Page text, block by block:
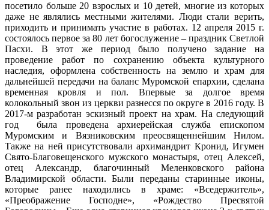
посетило больше 20 взрослых и 10 детей, многие из которых
даже не являлись местными жителями. Люди стали верить,
приходить и принимать участие в работах. 12 апреля 2015 г.
состоялось первое за 80 лет богослужение – праздник Светлой
Пасхи. В этот же период было получено задание на
проведение работ по сохранению объекта культурного
наследия, оформлена собственность на землю и храм для
дальнейшей передачи на баланс Муромской епархии, сделана
временная кровля и пол. Впервые за долгое время
колокольный звон из церкви разнесся по округе в 2016 году. В
2017-м разработан эскизный проект на храм. На следующий
год была проведена архиерейская служба епископом
Муромским и Вязниковским преосвященнейшим Нилом.
Также на ней присутствовали архимандрит Кронид, Игумен
Свято-Благовещенского мужского монастыря, отец Алексей,
отец Александр, благочинный Меленковского района
Владимирской области. Были переданы старинные иконы,
которые ранее находились в храме: «Вседержитель»,
«Преображение Господне», «Рождество Пресвятой